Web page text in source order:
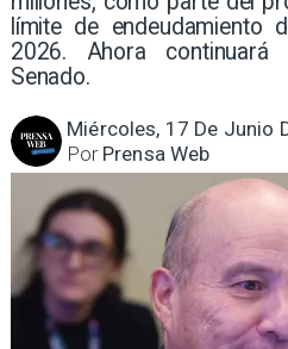
límite de endeudamiento
2026. Ahora
Senado.
Miércoles, 17 De Junio
Prensa Web
Por